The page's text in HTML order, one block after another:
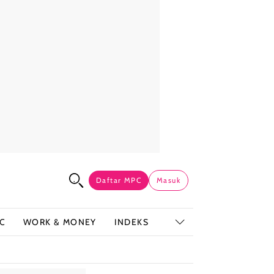
Daftar MPC Masuk
WORK & MONEY INDEKS